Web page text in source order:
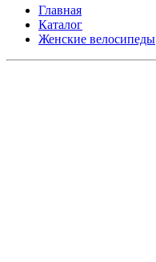
Главная
Каталог
Женские велосипеды